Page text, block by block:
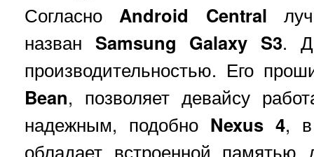
Согласно Android Central
назван Samsung Galaxy S3.
производительностью. Его
Bean, позволяет девайсу
надежным, подобно Nexus 4, в
обладает встроенной